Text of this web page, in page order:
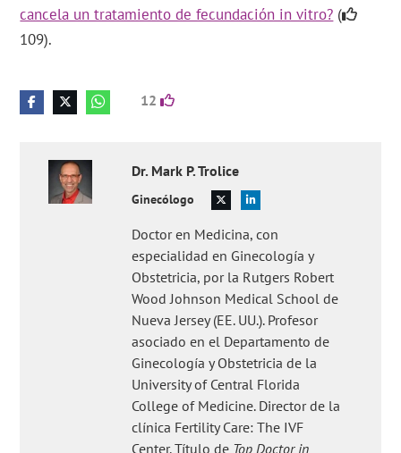
cancela un tratamiento de fecundación in vitro? (
109).
12
Dr. Mark P.Trolice
Ginecólogo
Doctor en Medicina, con
especialidad en Ginecología y
Obstetricia, por la Rutgers Robert
Wood Johnson Medical School de
Nueva Jersey (EE. UU.). Profesor
asociado en el Departamento de
Ginecología y Obstetricia de la
University of Central Florida
College of Medicine. Director de la
clínica Fertility Care: The IVF
Center. Título de Top Doctor in